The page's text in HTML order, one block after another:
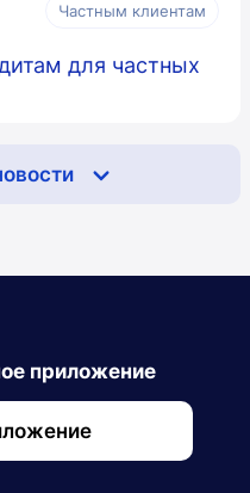
Частным клиентам
для частных
приложение